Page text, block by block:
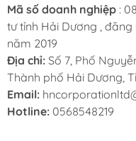
Mã số doanh nghiệp :
tư tỉnh Hải Dương ,
năm 2019
Địa chỉ: Số 7, Phố
Thành phố Hải Dương,
Email:
Hotline: 0568548219